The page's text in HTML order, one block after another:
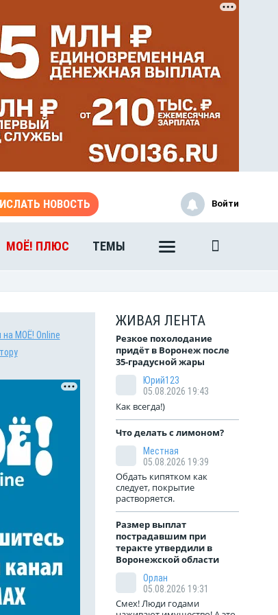
НОВОСТЬ
МОЁ! ПЛЮС ТЕМЫ
Войти
МОЁ! Online
ЖИВАЯ ЛЕНТА
Резкое похолодание
придёт в Воронеж после
35-градусной жары
Юрий123
05.08.2026 19:43
Как всегда!)
Что делать с лимоном?
Местная
05.08.2026 19:39
Обдать кипятком как
следует, покрытие
растворяется.
Размер выплат
пострадавшим при
теракте утвердили в
Воронежской области
Орлан
05.08.2026 19:31
Смех! Люди годами